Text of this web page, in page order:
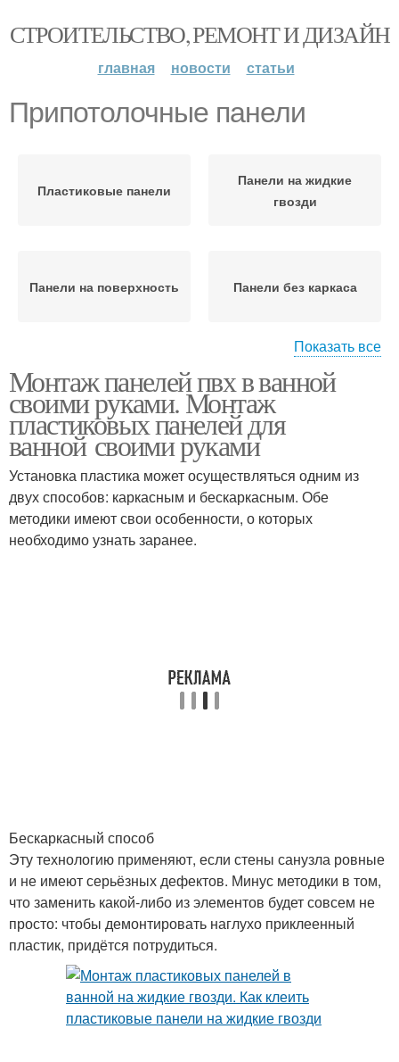
СТРОИТЕЛЬСТВО, РЕМОНТ И ДИЗАЙН
главная новости статьи
Припотолочные панели
Пластиковые панели
Панели на жидкие
гвозди
Панели на поверхность Панели без каркаса
Панели к стене
Панели в ванной
комнате
Влагостойкие панели Панели на стену
Листовые панели Панели из плит
Реечные панели
Показать все
Монтаж панелей пвх в ванной
своими руками. Монтаж
пластиковых панелей для
ванной своими руками
Установка пластика может осуществляться одним из
двух способов: каркасным и бескаркасным. Обе
методики имеют свои особенности, о которых
необходимо узнать заранее.
Бескаркасный способ
Эту технологию применяют, если стены санузла ровные
и не имеют серьёзных дефектов. Минус методики в том,
что заменить какой-либо из элементов будет совсем не
просто: чтобы демонтировать наглухо приклеенный
пластик, придётся потрудиться.